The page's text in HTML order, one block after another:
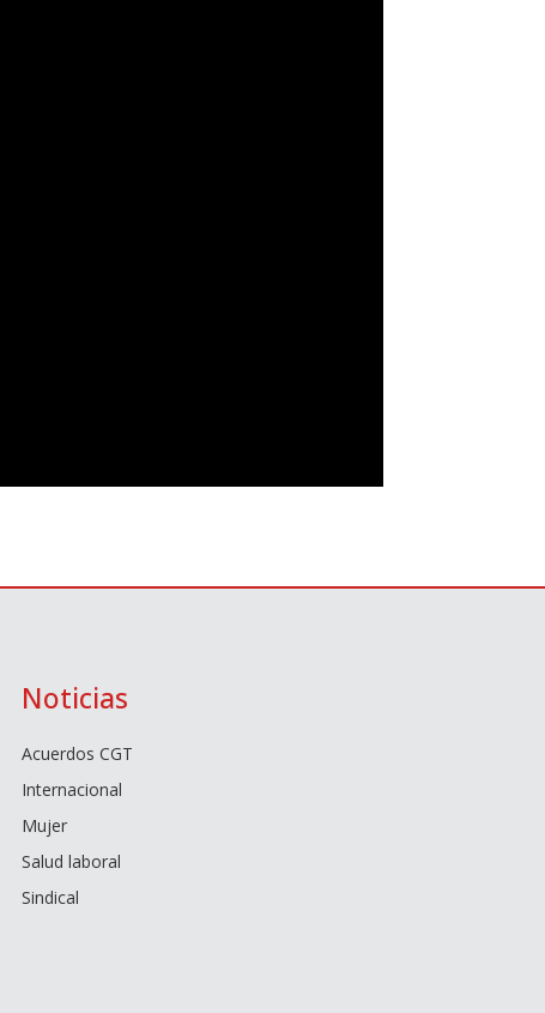
Noticias
Acuerdos CGT
Internacional
Mujer
Salud laboral
Sindical